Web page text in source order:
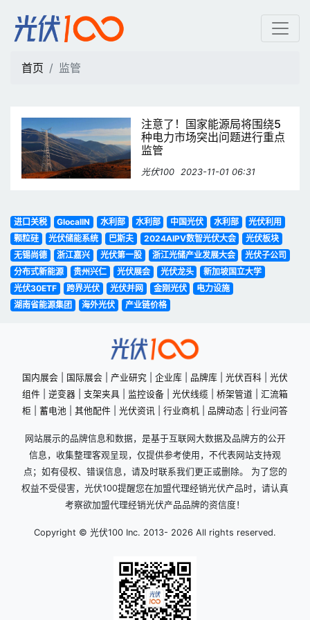
监管 | 光伏100
首页 监管
注意了！国家能源局将围绕5
种电力市场突出问题进行重点
监管
光伏100 2023-11-01 06:31
进口关税 GlocalIN 水利部 水利部 中国光伏 水利部
光伏利用
颗粒硅
光伏储能系统 巴斯夫 2024AIPV数智光伏大会
光伏板块
无锡尚德
浙江嘉兴 光伏第一股 浙江光储产业发展大会
光伏子公司
分布式新能源
贵州兴仁 光伏展会 光伏龙头
新加坡国立大学
光伏30ETF
跨界光伏 光伏并网 金刚光伏
电力设施
湖南省能源集团
海外光伏 产业链价格
国内展会 国际展会 产业研究 企业库 品牌库 光伏百科
光伏
组件
逆变器 支架夹具 监控设备 光伏线缆 桥架管道
汇流箱
柜
蓄电池 其他配件 光伏资讯 行业商机 品牌动态 行业问答
网站展示的品牌信息和数据，是基于互联网大数据及品牌方的公开
信息，收集整理客观呈现，仅提供参考使用，不代表网站支持观
点；如有侵权、错误信息，请及时联系我们更正或删除。 为了您的
权益不受侵害，光伏100提醒您在加盟代理经销光伏产品时，请认真
考察欲加盟代理经销光伏产品品牌的资信度！
Copyright © 光伏100 Inc. 2013- 2026 All rights reserved.